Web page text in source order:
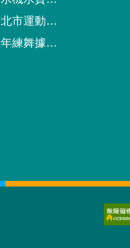
運動中心預約系統
練舞據點地圖